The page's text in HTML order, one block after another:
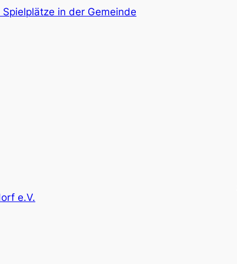
Spielplätze in der Gemeinde
e.V.